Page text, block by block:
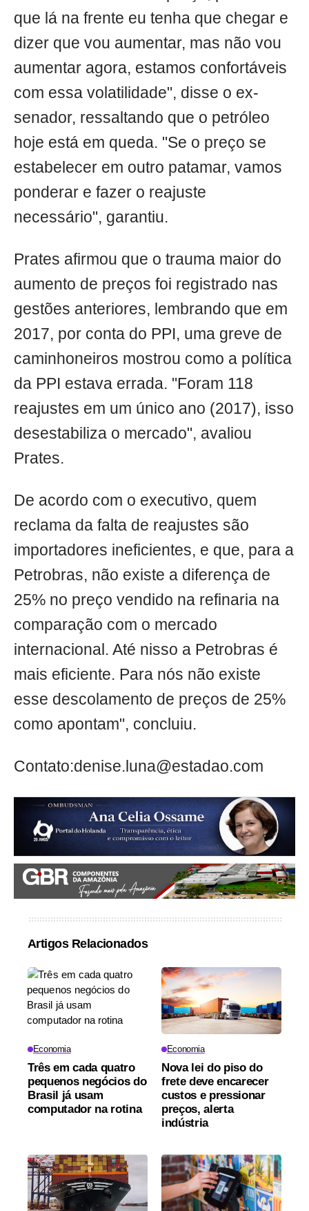
que lá na frente eu tenha que chegar e
dizer que vou aumentar, mas não vou
aumentar agora, estamos confortáveis
com essa volatilidade", disse o ex-
senador, ressaltando que o petróleo
hoje está em queda. "Se o preço se
estabelecer em outro patamar, vamos
ponderar e fazer o reajuste
necessário", garantiu.
Prates afirmou que o trauma maior do
aumento de preços foi registrado nas
gestões anteriores, lembrando que em
2017, por conta do PPI, uma greve de
caminhoneiros mostrou como a política
da PPI estava errada. "Foram 118
reajustes em um único ano (2017), isso
desestabiliza o mercado", avaliou
Prates.
De acordo com o executivo, quem
reclama da falta de reajustes são
importadores ineficientes, e que, para a
Petrobras, não existe a diferença de
25% no preço vendido na refinaria na
comparação com o mercado
internacional. Até nisso a Petrobras é
mais eficiente. Para nós não existe
esse descolamento de preços de 25%
como apontam", concluiu.
Contato:denise.luna@estadao.com
Artigos Relacionados
Economia
Três em cada quatro
pequenos negócios do
Brasil já usam
computador na rotina
Economia
Nova lei do piso do
frete deve encarecer
custos e pressionar
preços, alerta
indústria